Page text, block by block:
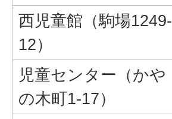
西児童館（駒場1249-
12）
児童センター（かや
の木町1-17）